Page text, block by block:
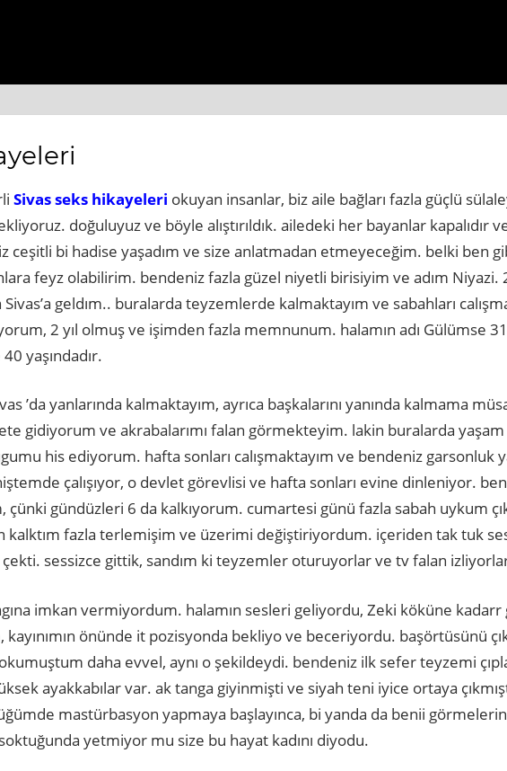
Sivas seks hikayeleri okuyan insanlar, biz aile bağları fazla güçlü
doğuluyuz ve böyle alıştırıldık. ailedeki her bayanlar kapalıdır
ceşitli bi hadise yaşadım ve size anlatmadan etmeyeceğim. belki ben
feyz olabilirim. bendeniz fazla güzel niyetli birisiyim ve adım Niyazi.
Sivas’a geldım.. buralarda teyzemlerde kalmaktayım ve sabahları
2 yıl olmuş ve işimden fazla memnunum. halamın adı Gülümse 31
yaşındadır.
’da yanlarında kalmaktayım, ayrıca başkalarını yanında kalmama
gidiyorum ve akrabalarımı falan görmekteyim. lakin buralarda
his ediyorum. hafta sonları calışmaktayım ve bendeniz garsonluk
çalışıyor, o devlet görevlisi ve hafta sonları evine dinleniyor.
çünki gündüzleri 6 da kalkıyorum. cumartesi günü fazla sabah uykum
kalktım fazla terlemişim ve üzerimi değiştiriyordum. içeriden tak tuk
sessizce gittik, sandım ki teyzemler oturuyorlar ve tv falan
imkan vermiyordum. halamın sesleri geliyordu, Zeki köküne kadarr
kayınımın önünde it pozisyonda bekliyo ve beceriyordu. başörtüsünü
daha evvel, aynı o şekildeydi. bendeniz ilk sefer teyzemi
ayakkabılar var. ak tanga giyinmişti ve siyah teni iyice ortaya
mastürbasyon yapmaya başlayınca, bi yanda da benii
yetmiyor mu size bu hayat kadını diyodu.